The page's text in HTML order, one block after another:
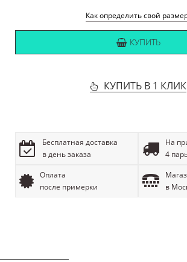
Как определить свой
КУПИТЬ
КУПИТЬ В 1 КЛИК
Бесплатная доставка
в день заказа
На
4
Оплата
после примерки
в